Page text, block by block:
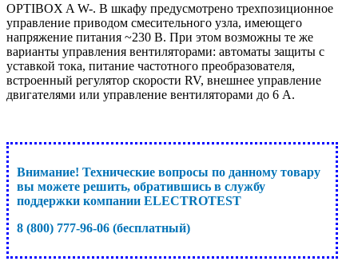
OPTIBOX A W-. В шкафу предусмотрено трехпозиционное
управление приводом смесительного узла, имеющего
напряжение питания ~230 В. При этом возможны те же
варианты управления вентиляторами: автоматы защиты с
уставкой тока, питание частотного преобразователя,
встроенный регулятор скорости RV, внешнее управление
двигателями или управление вентиляторами до 6 А.
Внимание! Технические вопросы по данному товару
вы можете решить, обратившись в службу
поддержки компании ELECTROTEST
8 (800) 777-96-06 (бесплатный)